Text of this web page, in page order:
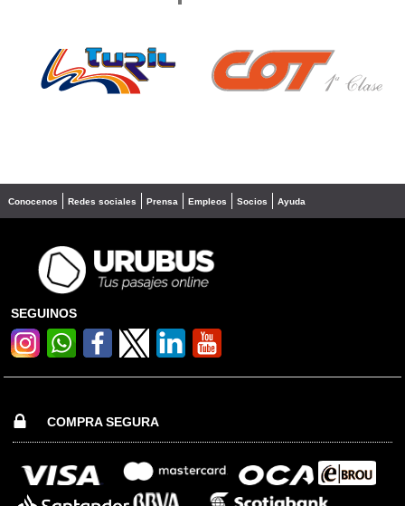
❮ ❯
Conocenos Redes sociales Prensa Empleos Socios Ayuda
SEGUINOS
COMPRA SEGURA